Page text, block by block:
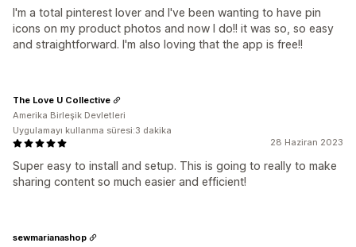
I'm a total pinterest lover and I've been wanting to have pin
icons on my product photos and now I do!! it was so, so easy
and straightforward. I'm also loving that the app is free!!
28 Haziran 2023
Super easy to install and setup. This is going to really to make
sharing content so much easier and efficient!
The Love U Collective
Amerika Birleşik Devletleri
Uygulamayı kullanma süresi:3 dakika
sewmarianashop